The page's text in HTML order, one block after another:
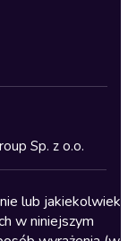
Sp. z o.o.
lub jakiekolwiek
w niniejszym